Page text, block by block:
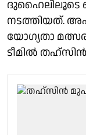
ദുഹൈലിലൂടെ
നടത്തിയത്.
യോഗ്യതാ
ടീമിൽ